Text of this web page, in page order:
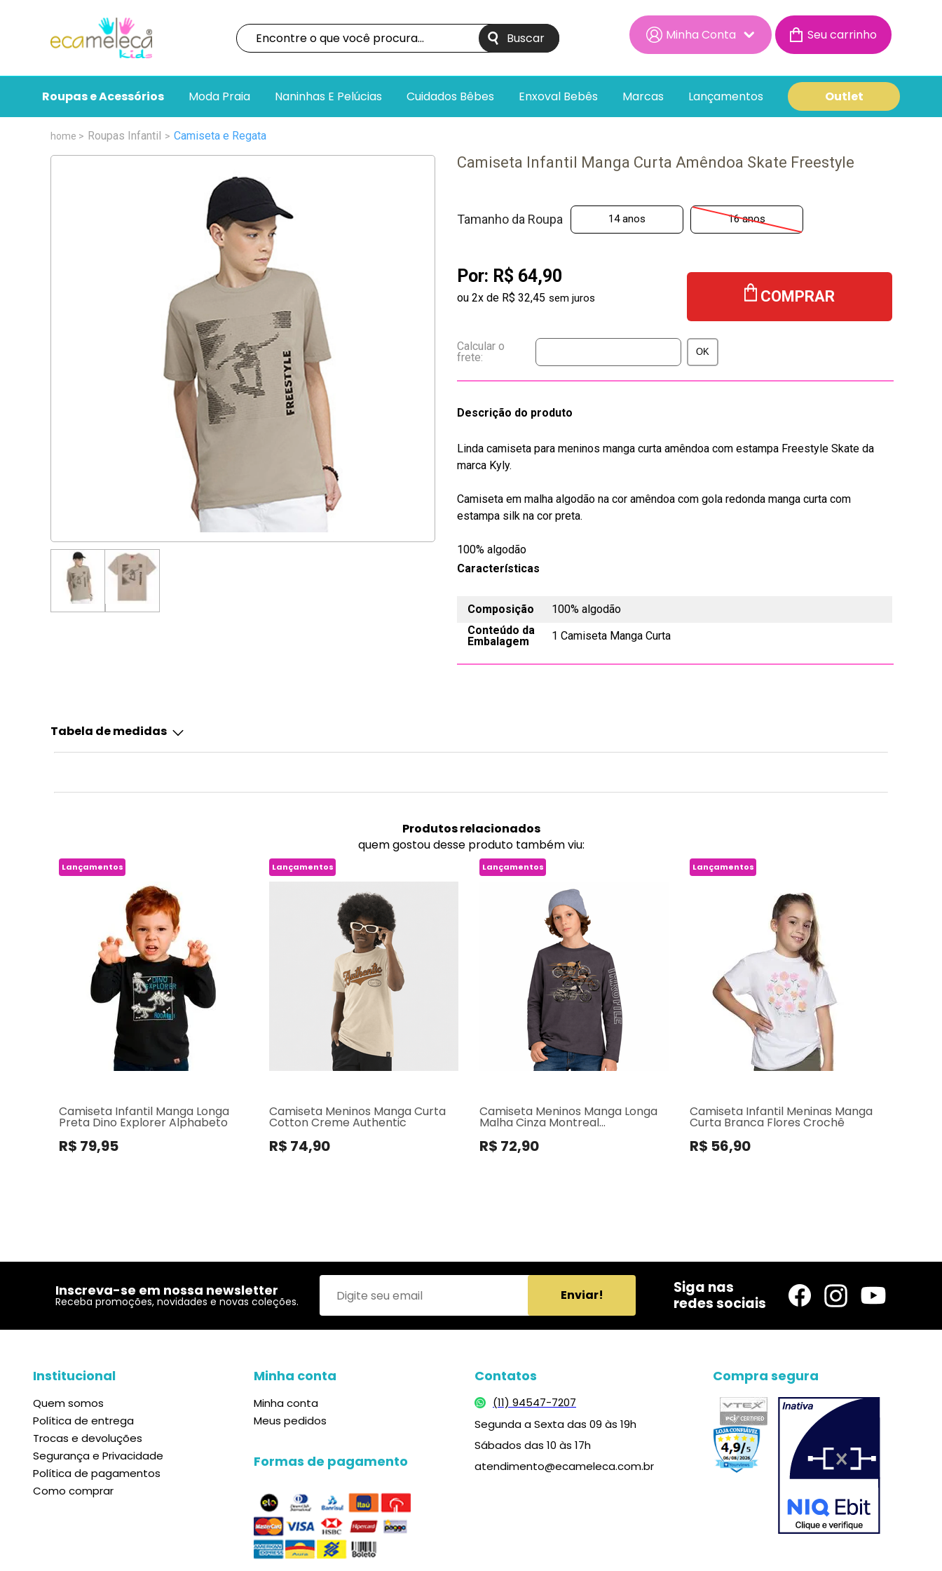
Minha Conta
Minhas Compras
Roupas e Acessórios Moda Praia Naninhas E Pelúcias Cuidados Bêbes Enxoval Bebês Marcas Lançamentos Outlet
Roupas Infantil Camiseta e Regata
Camiseta Infantil Manga Curta Amêndoa Skate Freestyle
Tamanho da Roupa 14 anos 16 anos
Por: R$ 64,90
ou 2x de R$ 32,45 COMPRAR
Descrição do produto
Linda camiseta para meninos manga curta amêndoa com estampa Freestyle Skate da
marca Kyly.
Camiseta em malha algodão na cor amêndoa com gola redonda manga curta com
estampa silk na cor preta.
100% algodão
Características
Composição
100% algodão
Conteúdo da
Embalagem
1 Camiseta Manga Curta
Tabela de medidas
Produtosrelacionados
quem gostou desse produto também viu:
Lançamentos
Camiseta Infantil Manga Longa
Preta Dino Explorer Alphabeto
R$ 79,95
Lançamentos
Camiseta Meninos Manga Curta
Cotton Creme Authentic
R$ 74,90
Lançamentos
Camiseta Meninos Manga Longa
Malha Cinza Montreal
R$ 72,90
Lançamentos
Camiseta Infantil Meninas Manga
Curta Branca Flores Crochê
R$ 56,90
Inscreva-se em nossa newsletter
Receba promoções, novidades e novas coleções. Enviar!
Siga nas
redes sociais
Institucional
Quem somos
Política de entrega
Trocas e devoluções
Segurança e Privacidade
Política de pagamentos
Como comprar
Minha conta
Minha conta
Meus pedidos
Formas de pagamento
Contatos
(11) 94547-7207
Segunda a Sexta das 09 às 19h
Sábados das 10 às 17h
atendimento@ecameleca.com.br
Compra segura